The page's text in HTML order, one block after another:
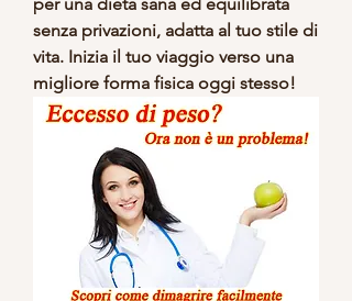
senza privazioni, adatta al tuo stile di
vita. Inizia il tuo viaggio verso una
migliore forma fisica oggi stesso!